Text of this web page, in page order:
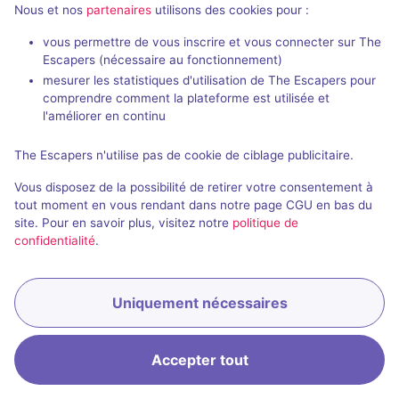
Accueil Recherche Connexion Menu
Salle fermée
Le Cachot de la Bastille
4 / 5 1 avis
2 - 6
Au choix
Évasion
Nous et nos partenaires utilisons des cookies pour :
vous permettre de vous inscrire et vous connecter sur The
Escapers (nécessaire au fonctionnement)
mesurer les statistiques d'utilisation de The Escapers pour
comprendre comment la plateforme est utilisée et
l'améliorer en continu
The Escapers n'utilise pas de cookie de ciblage publicitaire.
Vous disposez de la possibilité de retirer votre consentement à
tout moment en vous rendant dans notre page CGU en bas du
site. Pour en savoir plus, visitez notre politique de
confidentialité.
Uniquement nécessaires
Accepter tout